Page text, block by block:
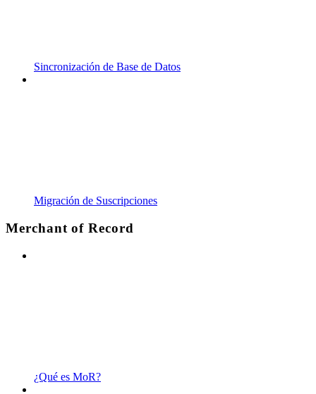
Sincronización de Base de Datos
Migración de Suscripciones
Merchant of Record
¿Qué es MoR?